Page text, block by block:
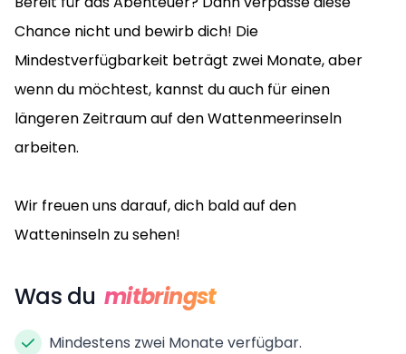
Chance nicht und bewirb dich! Die
Mindestverfügbarkeit beträgt zwei Monate, aber
wenn du möchtest, kannst du auch für einen
längeren Zeitraum auf den Wattenmeerinseln
arbeiten.
Wir freuen uns darauf, dich bald auf den
Watteninseln zu sehen!
Was du mitbringst
Mindestens zwei Monate verfügbar.